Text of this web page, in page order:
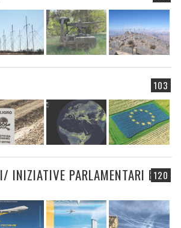
103
120
INIZIATIVE PARLAMENTARI E